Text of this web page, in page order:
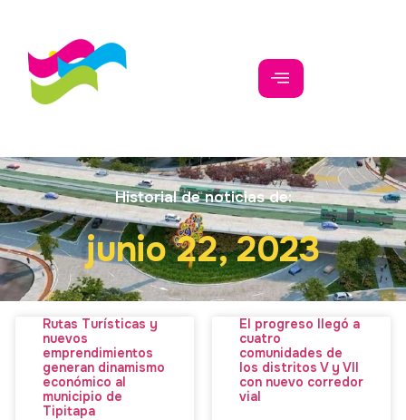
Historial de noticias de:
junio 22, 2023
Rutas Turísticas y
nuevos
emprendimientos
generan dinamismo
económico al
municipio de
Tipitapa
El progreso llegó a
cuatro
comunidades de
los distritos V y VII
con nuevo corredor
vial